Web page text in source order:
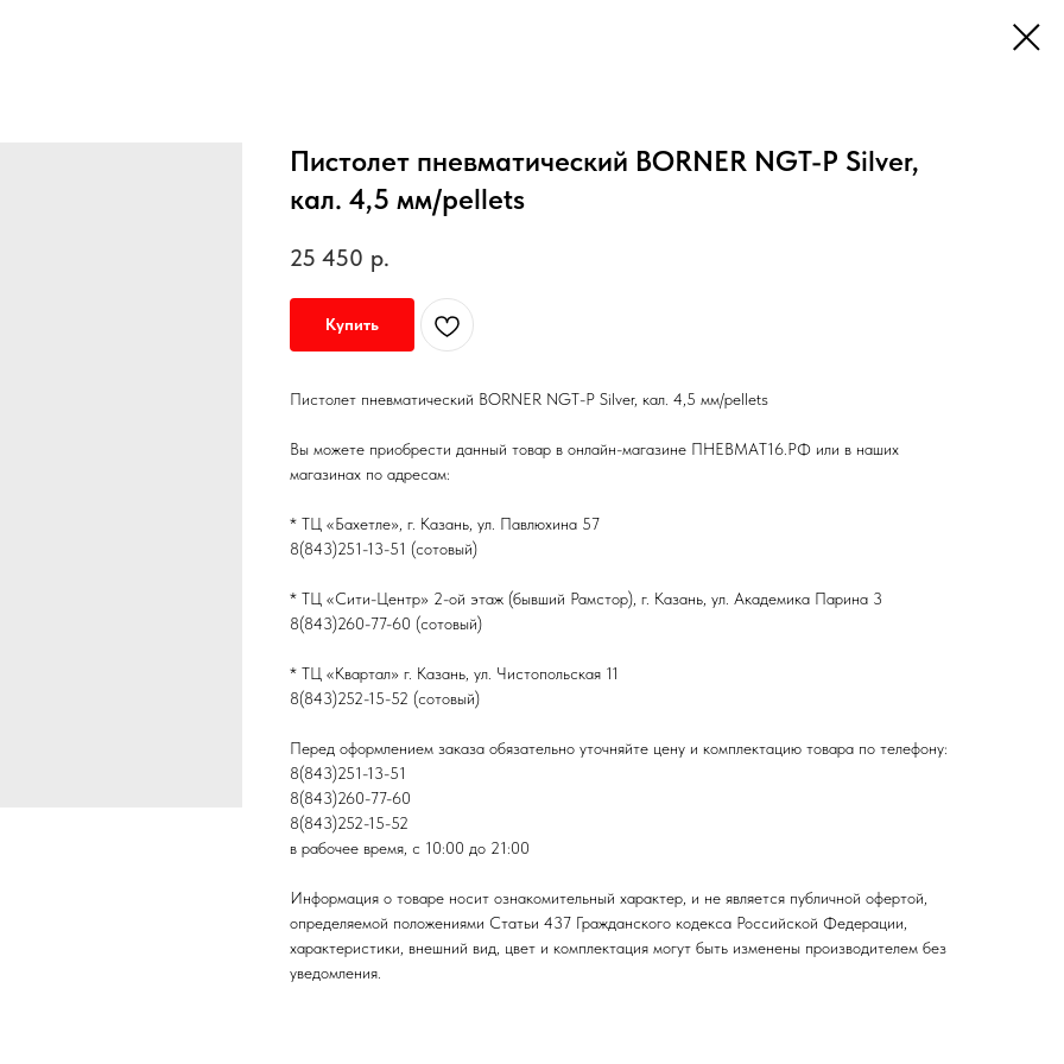
Пистолет пневматический BORNER NGT-P Silver,
кал. 4,5 мм/pellets
25 450 р.
Купить
Пистолет пневматический BORNER NGT-P Silver, кал. 4,5 мм/pellets
Вы можете приобрести данный товар в онлайн-магазине ПНЕВМАТ16.РФ или в наших
магазинах по адресам:
* ТЦ «Бахетле», г. Казань, ул. Павлюхина 57
8(843)251-13-51 (сотовый)
* ТЦ «Сити-Центр» 2-ой этаж (бывший Рамстор), г. Казань, ул. Академика Парина 3
8(843)260-77-60 (сотовый)
* ТЦ «Квартал» г. Казань, ул. Чистопольская 11
8(843)252-15-52 (сотовый)
Перед оформлением заказа обязательно уточняйте цену и комплектацию товара по телефону:
8(843)251-13-51
8(843)260-77-60
8(843)252-15-52
в рабочее время, с 10:00 до 21:00
Информация о товаре носит ознакомительный характер, и не является публичной офертой,
определяемой положениями Статьи 437 Гражданского кодекса Российской Федерации,
характеристики, внешний вид, цвет и комплектация могут быть изменены производителем без
уведомления.